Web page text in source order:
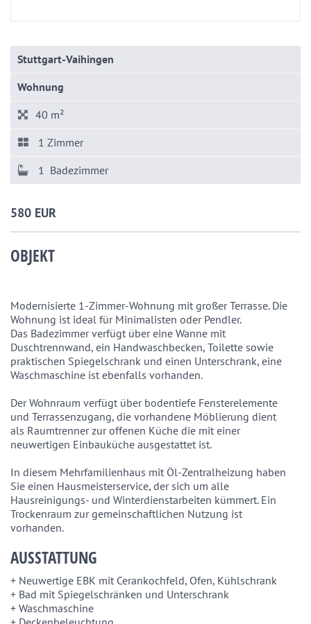
Stuttgart-Vaihingen
Wohnung
40 m²
1 Zimmer
1 Badezimmer
580 EUR
OBJEKT
Modernisierte 1-Zimmer-Wohnung mit großer Terrasse. Die
Wohnung ist ideal für Minimalisten oder Pendler.
Das Badezimmer verfügt über eine Wanne mit
Duschtrennwand, ein Handwaschbecken, Toilette sowie
praktischen Spiegelschrank und einen Unterschrank, eine
Waschmaschine ist ebenfalls vorhanden.
Der Wohnraum verfügt über bodentiefe Fensterelemente
und Terrassenzugang, die vorhandene Möblierung dient
als Raumtrenner zur offenen Küche die mit einer
neuwertigen Einbauküche ausgestattet ist.
In diesem Mehrfamilienhaus mit Öl-Zentralheizung haben
Sie einen Hausmeisterservice, der sich um alle
Hausreinigungs- und Winterdienstarbeiten kümmert. Ein
Trockenraum zur gemeinschaftlichen Nutzung ist
vorhanden.
AUSSTATTUNG
+ Neuwertige EBK mit Cerankochfeld, Ofen, Kühlschrank
+ Bad mit Spiegelschränken und Unterschrank
+ Waschmaschine